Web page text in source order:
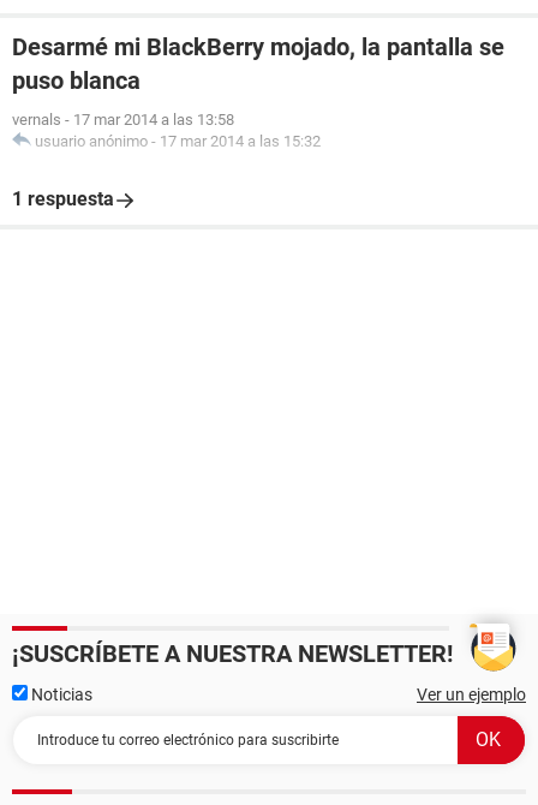
Desarmé mi BlackBerry mojado, la pantalla se
puso blanca
vernals - 17 mar 2014 a las 13:58
usuario anónimo - 17 mar 2014 a las 15:32
1 respuesta
¡SUSCRÍBETE A NUESTRA NEWSLETTER!
Noticias Ver un ejemplo